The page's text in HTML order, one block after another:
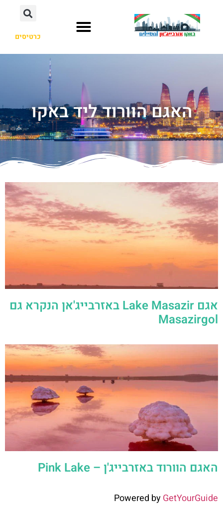
כרטיסים
האגם הוורוד ליד באקו
אגם Lake Masazir באזרבייג'אן הנקרא גם
Masazirgol
האגם הוורוד באזרבייג'ן – Pink Lake
Powered byGetYourGuide